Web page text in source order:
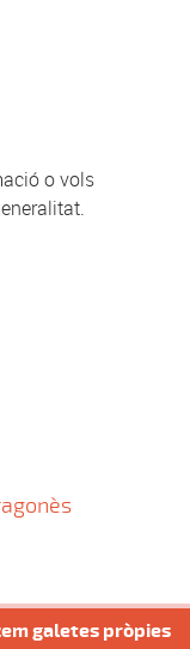
o vols
galetes pròpies